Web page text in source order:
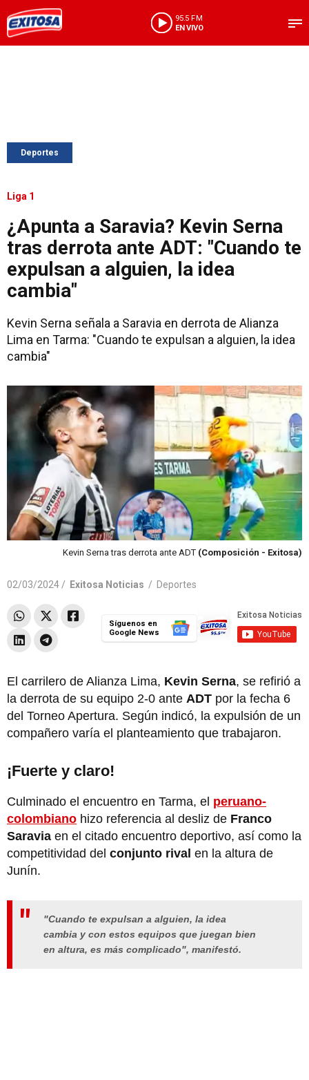
95.5 FM
EN VIVO
Deportes
Liga 1
¿Apunta a Saravia? Kevin Serna
tras derrota ante ADT: "Cuando te
expulsan a alguien, la idea
cambia"
Kevin Serna señala a Saravia en derrota de Alianza
Lima en Tarma: "Cuando te expulsan a alguien, la idea
cambia"
Kevin Serna tras derrota ante ADT (Composición - Exitosa)
02/03/2024 / Exitosa Noticias / Deportes
Síguenos en
Google News
El carrilero de Alianza Lima, Kevin Serna, se refirió a
la derrota de su equipo 2-0 ante ADT por la fecha 6
del Torneo Apertura. Según indicó, la expulsión de un
compañero varía el planteamiento que trabajaron.
¡Fuerte y claro!
Culminado el encuentro en Tarma, el peruano-
colombiano hizo referencia al desliz de Franco
Saravia en el citado encuentro deportivo, así como la
competitividad del conjunto rival en la altura de
Junín.
"Cuando te expulsan a alguien, la idea
cambia y con estos equipos que juegan bien
en altura, es más complicado", manifestó.